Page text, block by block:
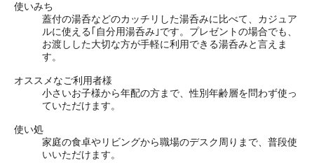
使いみち
蓋付の湯呑などのカッチリした湯呑みに比べて、カジュア
ルに使える｢自分用湯呑み｣です。プレゼントの場合でも、
お渡しした大切な方が手軽に利用できる湯呑みと言えま
す。
オススメなご利用者様
小さいお子様から年配の方まで、性別年齢層を問わず使っ
ていただけます。
使い処
家庭の食卓やリビングから職場のデスク周りまで、普段使
いいただけます。